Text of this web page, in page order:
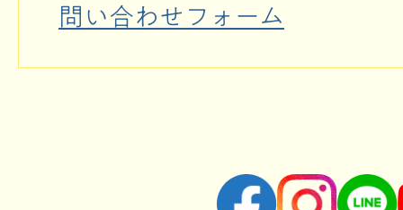
問い合わせフォーム